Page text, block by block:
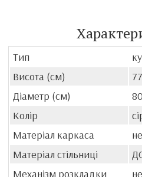
Тип
Висота (см)
77
Діаметр (см)
80
Колір
Матеріал каркаса
Матеріал стільниці
Механізм розкладки